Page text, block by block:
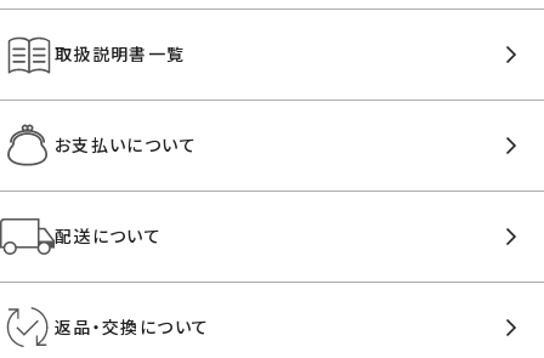
取扱説明書一覧
お支払いについて
配送について
返品・交換について